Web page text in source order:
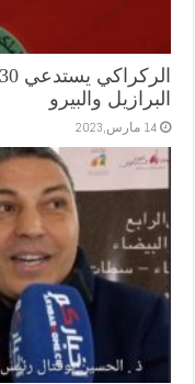
البرازيل والبيرو
14 مارس,2023